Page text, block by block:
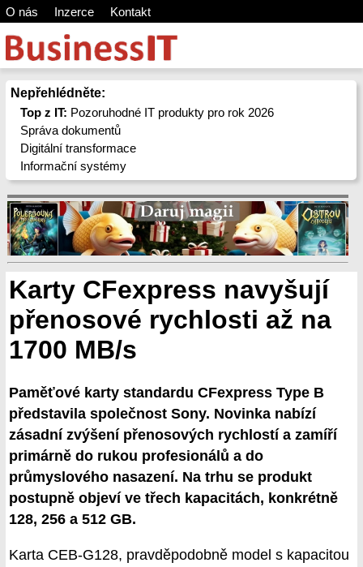
O nás Inzerce Kontakt
Nepřehlédněte:
Top z IT: Pozoruhodné IT produkty pro rok 2026
Správa dokumentů
Digitální transformace
Informační systémy
Karty CFexpress navyšují
přenosové rychlosti až na
1700 MB/s
Paměťové karty standardu CFexpress Type B
představila společnost Sony. Novinka nabízí
zásadní zvýšení přenosových rychlostí a zamíří
primárně do rukou profesionálů a do
průmyslového nasazení. Na trhu se produkt
postupně objeví ve třech kapacitách, konkrétně
128, 256 a 512 GB.
Karta CEB-G128, pravděpodobně model s kapacitou